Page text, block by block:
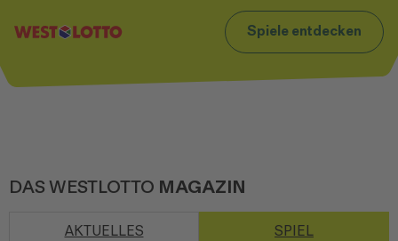
Zum Footer Spiele entdecken
DAS WESTLOTTO MAGAZIN
AKTUELLES SPIEL